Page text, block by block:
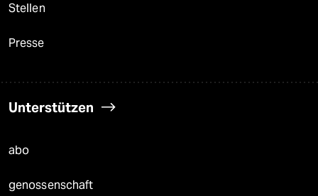
Stellen
Presse
Unterstützen
abo
genossenschaft